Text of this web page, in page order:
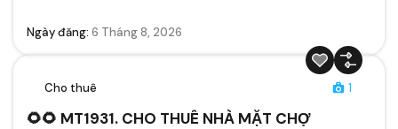
Ngày đăng: 6 Tháng 8, 2026
Cho thuê 1
🌻🌻 MT1931. CHO THUÊ NHÀ MẶT CHỢ